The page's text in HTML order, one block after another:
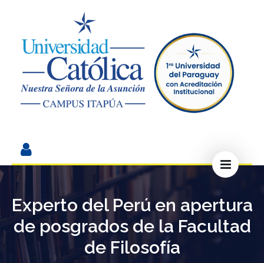
Experto del Perú en apertura
de posgrados de la Facultad
de Filosofía